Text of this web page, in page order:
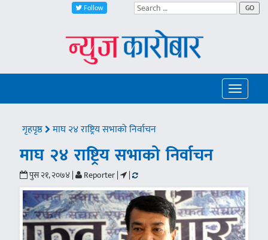
Follow GO
Toggle
गृहपृष्ठ माघ २४ राष्ट्रिय सभाको निर्वाचन
माघ २४ राष्ट्रिय सभाको निर्वाचन
पुस २१, २०७४ | Reporter | |